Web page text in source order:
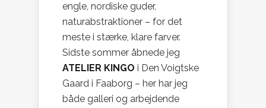
engle, nordiske guder,
naturabstraktioner – for det
meste i stærke, klare farver.
Sidste sommer åbnede jeg
ATELIER KINGO i Den Voigtske
Gaard i Faaborg – her har jeg
både galleri og arbejdende